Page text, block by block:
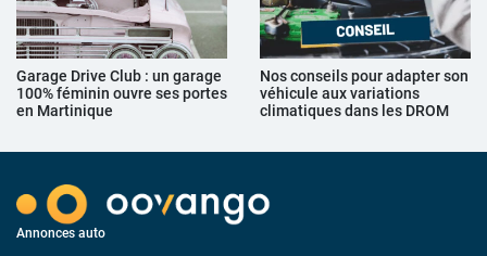
Garage Drive Club : un garage
100% féminin ouvre ses portes
en Martinique
Nos conseils pour adapter son
véhicule aux variations
climatiques dans les DROM
Annonces auto